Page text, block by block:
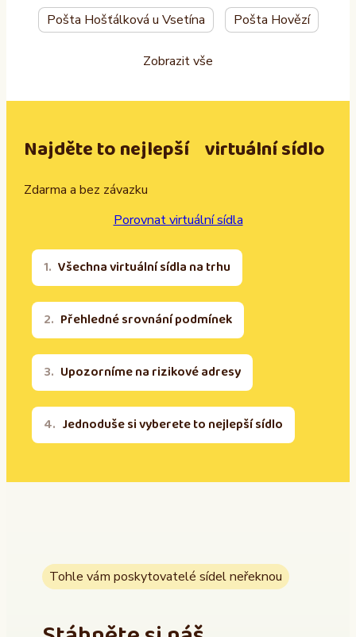
Pošta Hošťálková u Vsetína Pošta Hovězí
Zobrazit vše
Najděte to nejlepší virtuální sídlo
Zdarma a bez závazku
Porovnat virtuální sídla
Všechna virtuální sídla na trhu
Přehledné srovnání podmínek
Upozorníme na rizikové adresy
Jednoduše si vyberete to nejlepší sídlo
Tohle vám poskytovatelé sídel neřeknou